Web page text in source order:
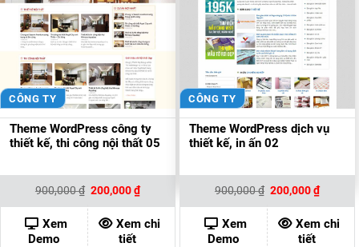
CÔNG TY
Theme WordPress công ty
thiết kế, thi công nội thất 05
900,000₫ Giá
là:
900,000 ₫.
200,000₫Giá
hiện
tại
là:
200,000 ₫.
Xem
Demo
Xem chi
tiết
CÔNG TY
Theme WordPress dịch vụ
thiết kế, in ấn 02
900,000₫ Giá
là:
900,000 ₫.
200,000₫Giá
hiện
tại
là:
Xem
Demo
Xem chi
tiết